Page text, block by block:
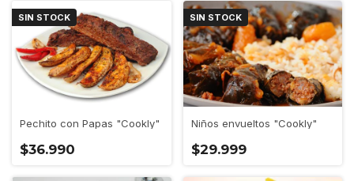
SIN STOCK
Pechito con Papas "Cookly"
$36.990
SIN STOCK
Niños envueltos "Cookly"
$29.999